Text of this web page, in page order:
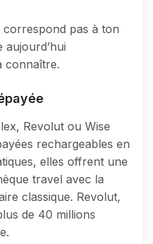
correspond pas à ton
connaître.
Revolut ou Wise
rechargeables en
elles offrent une
travel avec la
classique. Revolut,
de 40 millions